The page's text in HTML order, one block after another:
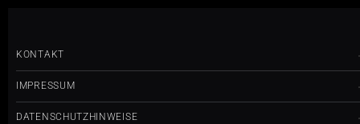
KONTAKT
IMPRESSUM
DATENSCHUTZHINWEISE